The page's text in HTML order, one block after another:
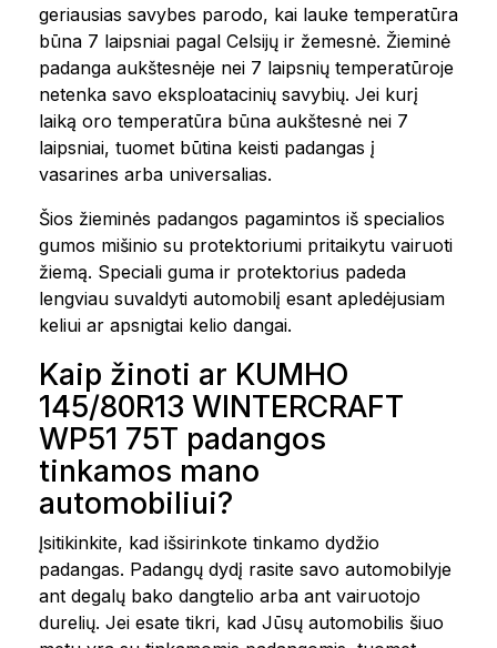
geriausias savybes parodo, kai lauke temperatūra
būna 7 laipsniai pagal Celsijų ir žemesnė. Žieminė
padanga aukštesnėje nei 7 laipsnių temperatūroje
netenka savo eksploatacinių savybių. Jei kurį
laiką oro temperatūra būna aukštesnė nei 7
laipsniai, tuomet būtina keisti padangas į
vasarines arba universalias.
Šios žieminės padangos pagamintos iš specialios
gumos mišinio su protektoriumi pritaikytu vairuoti
žiemą. Speciali guma ir protektorius padeda
lengviau suvaldyti automobilį esant apledėjusiam
keliui ar apsnigtai kelio dangai.
Kaip žinoti ar KUMHO
145/80R13 WINTERCRAFT
WP51 75T padangos
tinkamos mano
automobiliui?
Įsitikinkite, kad išsirinkote tinkamo dydžio
padangas. Padangų dydį rasite savo automobilyje
ant degalų bako dangtelio arba ant vairuotojo
durelių. Jei esate tikri, kad Jūsų automobilis šiuo